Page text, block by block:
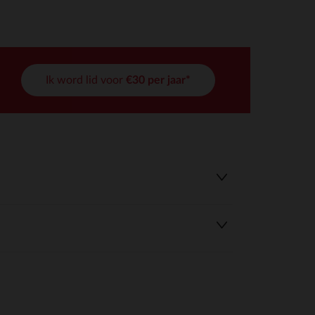
Ik word lid voor €30 per jaar*